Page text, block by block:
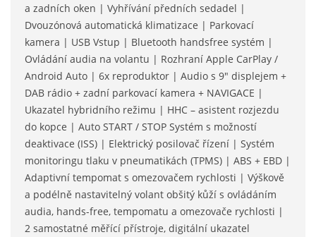
a zadních oken | Vyhřívání předních sedadel |
Dvouzónová automatická klimatizace | Parkovací
kamera | USB Vstup | Bluetooth handsfree systém |
Ovládání audia na volantu | Rozhraní Apple CarPlay /
Android Auto | 6x reproduktor | Audio s 9" displejem +
DAB rádio + zadní parkovací kamera + NAVIGACE |
Ukazatel hybridního režimu | HHC – asistent rozjezdu
do kopce | Auto START / STOP Systém s možností
deaktivace (ISS) | Elektrický posilovač řízení | Systém
monitoringu tlaku v pneumatikách (TPMS) | ABS + EBD |
Adaptivní tempomat s omezovačem rychlosti | Výškově
a podélně nastavitelný volant obšitý kůží s ovládáním
audia, hands-free, tempomatu a omezovače rychlosti |
2 samostatné měřící přístroje, digitální ukazatel